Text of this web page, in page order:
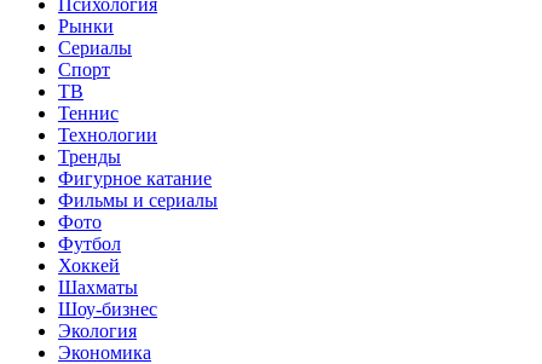
Рынки
Сериалы
Спорт
ТВ
Теннис
Технологии
Тренды
Фигурное катание
Фильмы и сериалы
Фото
Футбол
Хоккей
Шахматы
Шоу-бизнес
Экология
Экономика